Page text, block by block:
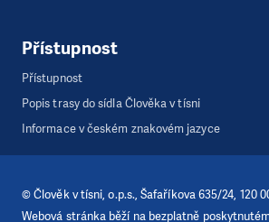
Přístupnost
Přístupnost
Popis trasy do sídla Člověka v tísni
Informace v českém znakovém jazyce
©Člověk v tísni, o.p.s., Šafaříkova 635/24, 120
Webová stránka běží na bezplatně